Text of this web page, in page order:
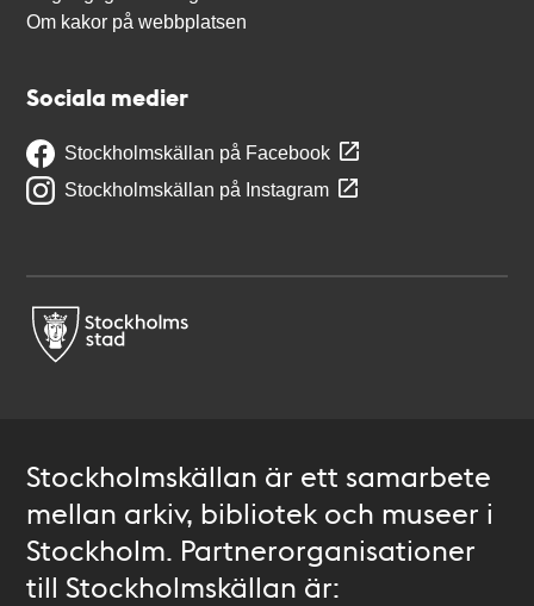
Om kakor på webbplatsen
Sociala medier
Stockholmskällan på Facebook
Stockholmskällan på Instagram
Stockholmskällan är ett samarbete
mellan arkiv, bibliotek och museer i
Stockholm. Partnerorganisationer
till Stockholmskällan är: